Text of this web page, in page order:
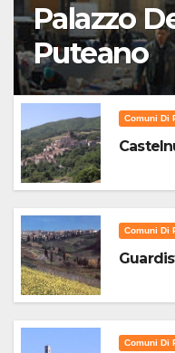
Palazzo
Puteano
Comuni Di
Comuni Di
Comuni Di